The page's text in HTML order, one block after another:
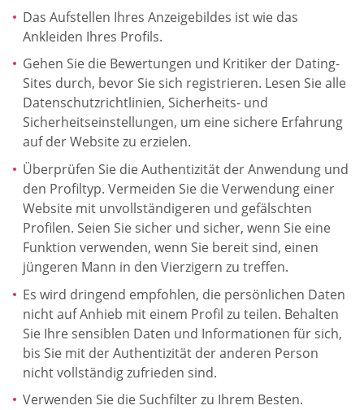
Das Aufstellen Ihres Anzeigebildes ist wie das
Ankleiden Ihres Profils.
Gehen Sie die Bewertungen und Kritiker der Dating-
Sites durch, bevor Sie sich registrieren. Lesen Sie alle
Datenschutzrichtlinien, Sicherheits- und
Sicherheitseinstellungen, um eine sichere Erfahrung
auf der Website zu erzielen.
Überprüfen Sie die Authentizität der Anwendung und
den Profiltyp. Vermeiden Sie die Verwendung einer
Website mit unvollständigeren und gefälschten
Profilen. Seien Sie sicher und sicher, wenn Sie eine
Funktion verwenden, wenn Sie bereit sind, einen
jüngeren Mann in den Vierzigern zu treffen.
Es wird dringend empfohlen, die persönlichen Daten
nicht auf Anhieb mit einem Profil zu teilen. Behalten
Sie Ihre sensiblen Daten und Informationen für sich,
bis Sie mit der Authentizität der anderen Person
nicht vollständig zufrieden sind.
Verwenden Sie die Suchfilter zu Ihrem Besten.